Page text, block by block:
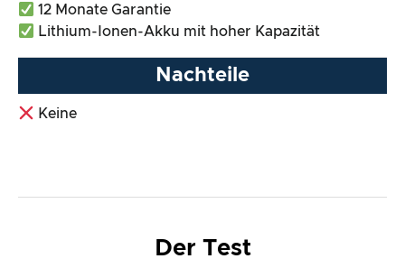
12 Monate Garantie
Lithium-Ionen-Akku mit hoher Kapazität
Nachteile
Keine
Der Test